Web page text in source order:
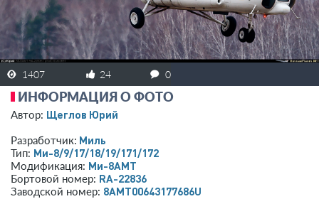
ЗАРЕГИСТРИРОВАТЬСЯ
1407 24 0
ИНФОРМАЦИЯ О ФОТО
Автор: Щеглов Юрий
Разработчик: Миль
Тип: Ми-8/9/17/18/19/171/172
Модификация: Ми-8АМТ
Бортовой номер: RA-22836
Заводской номер: 8AMT00643177686U